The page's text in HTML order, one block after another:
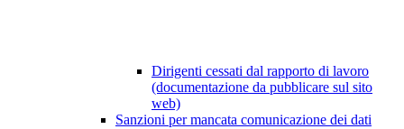
Dirigenti cessati dal rapporto di lavoro
(documentazione da pubblicare sul sito
web)
Sanzioni per mancata comunicazione dei dati